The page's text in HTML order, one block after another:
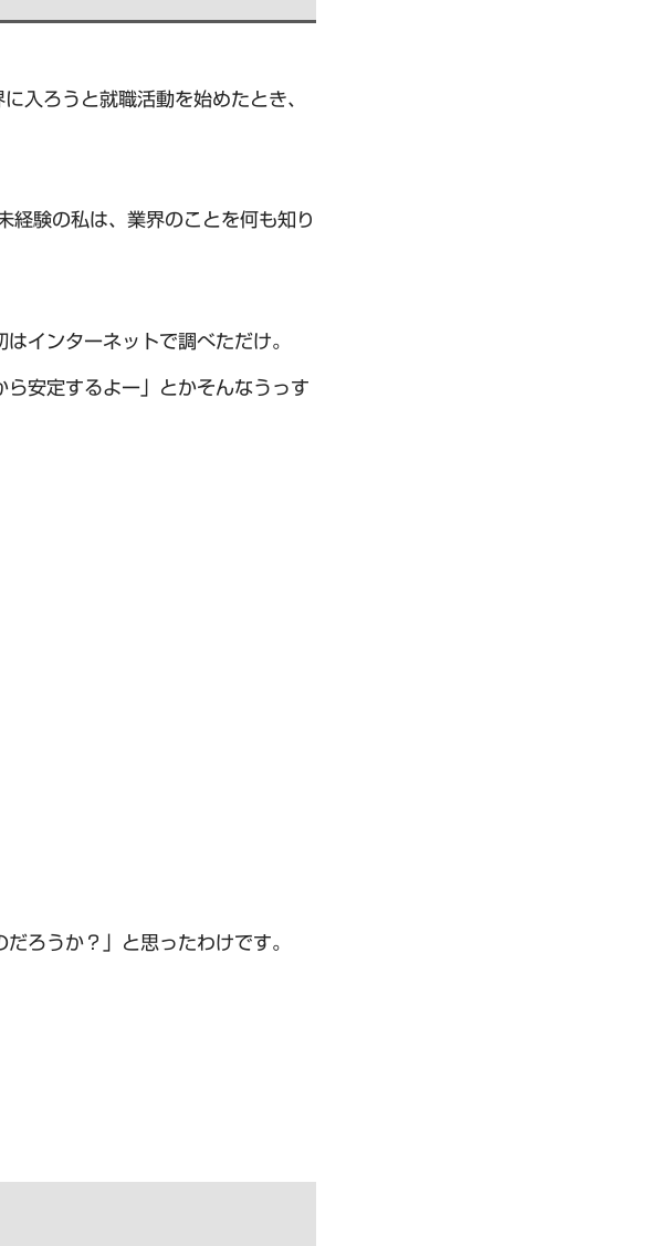
入ろうと就職活動を始めたとき、
験の私は、業界のことを何も知り
インターネットで調べただけ。
ら安定するよー」とかそんなうっす
ろうか？」と思ったわけです。